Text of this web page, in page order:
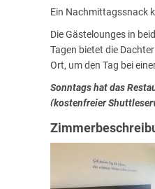
Ein Nachmittagssnack
Die Gästelounges in
Tagen bietet die
Ort, um den Tag bei
Sonntags hat das
(kostenfreier